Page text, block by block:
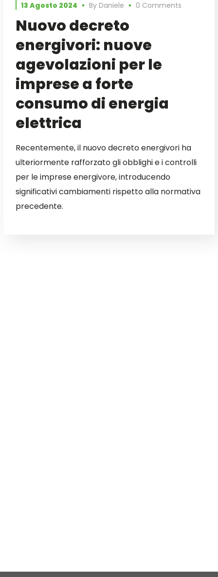
13 Agosto 2024 ByDaniele 0 Comments
Nuovo decreto
energivori: nuove
agevolazioni per le
imprese a forte
consumo di energia
elettrica
Recentemente, il nuovo decreto energivori ha
ulteriormente rafforzato gli obblighi e i controlli
per le imprese energivore, introducendo
significativi cambiamenti rispetto alla normativa
precedente.